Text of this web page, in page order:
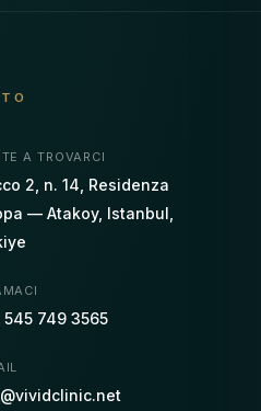
A TROVARCI
2, n. 14, Residenza
— Atakoy, Istanbul,
545 749 3565